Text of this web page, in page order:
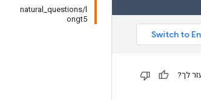
natural_questions/l
ongt5
לך?